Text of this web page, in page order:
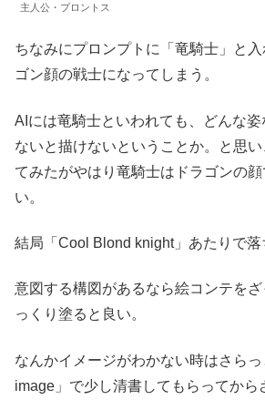
主人公・プロントス
ちなみにプロンプトに「竜騎士」と
ゴン顔の戦士になってしまう。
AIには竜騎士といわれても、どんな
ないと描けないということか。と思
てみたがやはり竜騎士はドラゴンの
い。
結局「Cool Blond knight」あたりで落
意図する構図があるなら絵コンテを
っくり塗ると良い。
なんかイメージがわかない時はさら
image」で少し清書してもらってから